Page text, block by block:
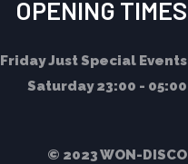
OPENING TIMES
FridayJust Special Events
Saturday23:00 - 05:00
© 2023 WON-DISCO